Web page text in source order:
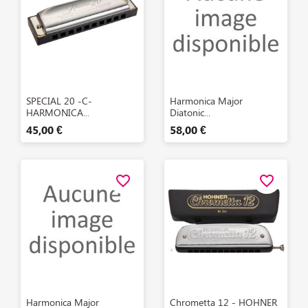
Aperçu rapide
SPECIAL 20 -C-
HARMONICA...
45,00 €
 Aperçu rapide
Harmonica Major
Diatonic...
58,00 €
 Aperçu rapide
Harmonica Major
favorite_border
 Aperçu rapide
Chrometta 12 - HOHNER
favorite_border